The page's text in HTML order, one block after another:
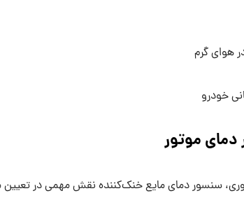
هوای گرم
خودرو
موتور
سنسور دمای مایع خنک‌کننده نقش مهمی در تعیین